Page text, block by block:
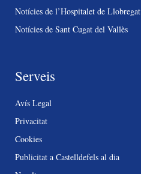
Notícies de l’Hospitalet de Llobregat
Notícies de Sant Cugat del Vallès
Serveis
Avís Legal
Privacitat
Cookies
Publicitat a Castelldefels al dia